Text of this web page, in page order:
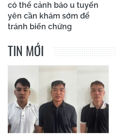
có thể cảnh báo u tuyến
yên cần khám sớm để
tránh biến chứng
TIN MỚI